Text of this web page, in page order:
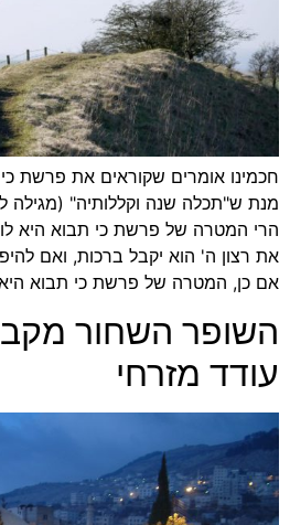
חכמינו אומרים שקוראים את פרשת
מנת ש"תכלה שנה וקללותיה" (מגילה
הרי המטרה של פרשת כי תבוא היא
את רצון ה' הוא יקבל ברכות, ואם
אם כן, המטרה של פרשת כי תבוא
השופר השחור
עודד מזרחי